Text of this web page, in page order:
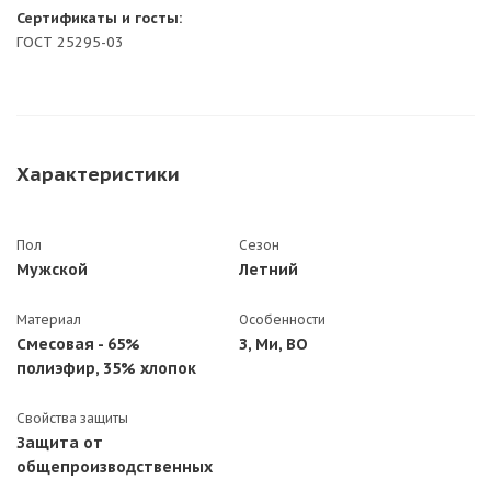
Сертификаты и госты:
ГОСТ 25295-03
Характеристики
Пол
Мужской
Сезон
Летний
Материал
Смесовая - 65%
полиэфир, 35% хлопок
Особенности
З, Ми, ВО
Свойства защиты
Защита от
общепроизводственных